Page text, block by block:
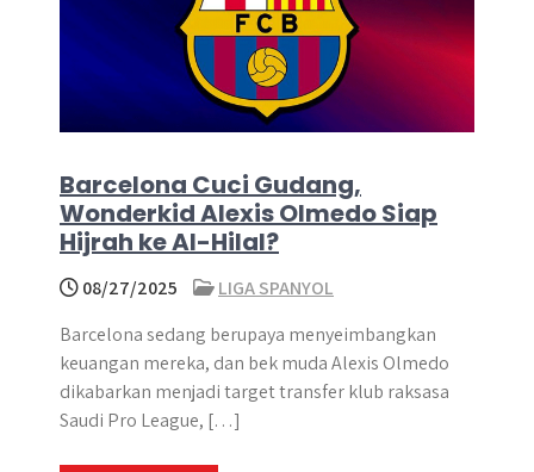
Barcelona Cuci Gudang,
Wonderkid Alexis Olmedo Siap
Hijrah ke Al-Hilal?
08/27/2025
LIGA SPANYOL
Barcelona sedang berupaya menyeimbangkan
keuangan mereka, dan bek muda Alexis Olmedo
dikabarkan menjadi target transfer klub raksasa
Saudi Pro League, […]